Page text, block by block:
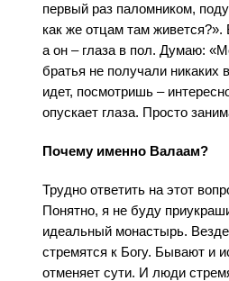
первый раз паломником,
как же отцам там
а он – глаза в пол. Думаю:
братья не получали никаких
идет, посмотришь –
опускает глаза. Просто
Почему именно Валаам?
Трудно ответить на этот
Понятно, я не буду
идеальный монастырь.
стремятся к Богу. Бывают и
отменяет сути. И люди